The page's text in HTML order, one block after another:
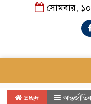
সোমবার, ১০
প্রচ্ছদ